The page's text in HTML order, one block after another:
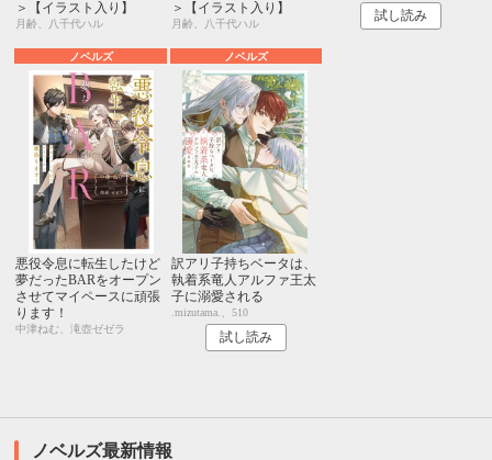
＞【イラスト入り】
月齢、八千代ハル
＞【イラスト入り】
月齢、八千代ハル
試し読み
ノベルズ
悪役令息に転生したけど
夢だったBARをオープン
させてマイペースに頑張
ります！
中津ねむ、滝壺ゼゼラ
ノベルズ
訳アリ子持ちベータは、
執着系竜人アルファ王太
子に溺愛される
.mizutama.、510
試し読み
ノベルズ最新情報